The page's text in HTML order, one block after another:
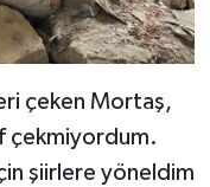
çeken Mortaş,
çekmiyordum.
şiirlere yöneldim